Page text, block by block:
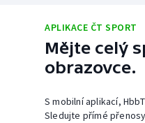
APLIKACE ČT SPORT
Mějte celý
obrazovce.
S mobilní aplikací,
Sledujte přímé